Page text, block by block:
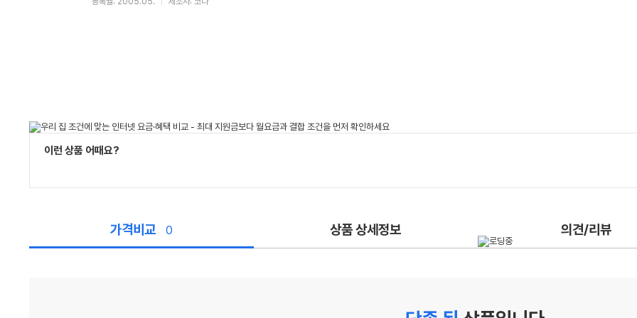
이런 상품 어때요?
가격비교 0 상품 상세정보 의견/리뷰